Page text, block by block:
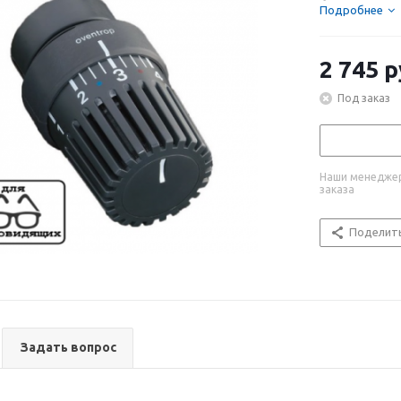
быть...
Подробнее
2 745
Под заказ
Наши
заказа
Задать вопрос